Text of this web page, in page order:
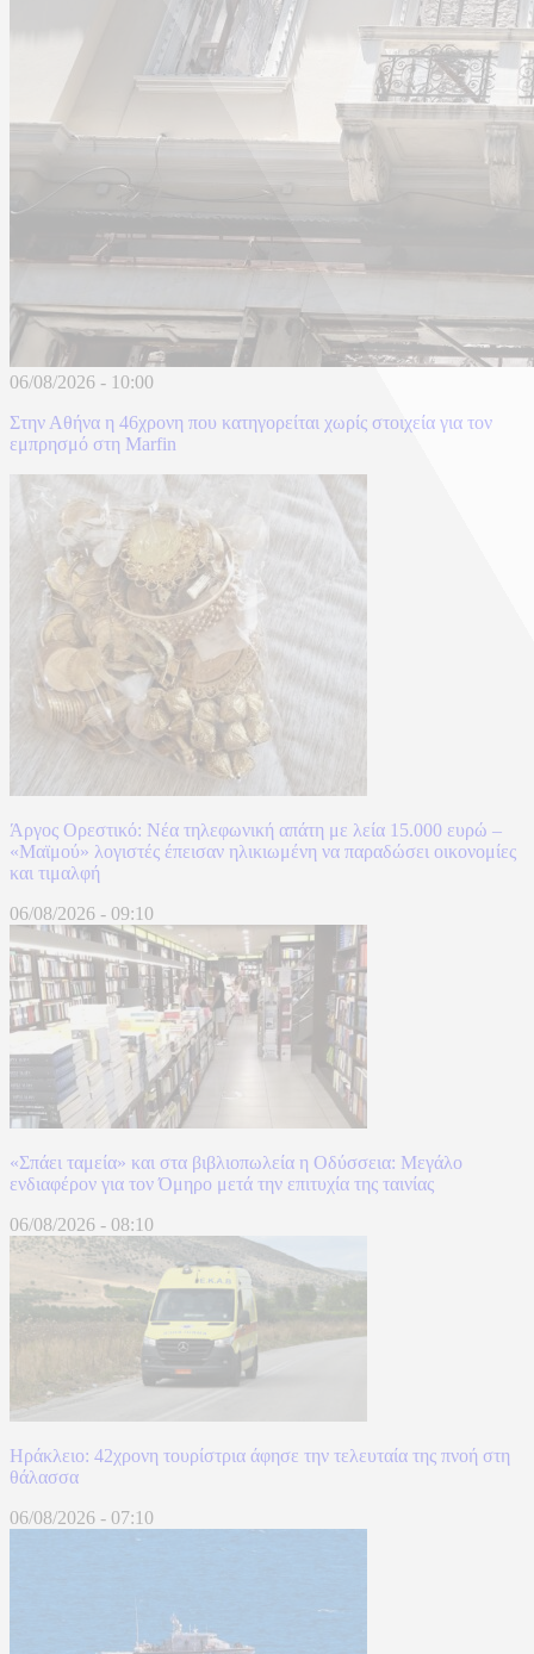
06/08/2026 - 10:00
Στην Αθήνα η 46χρονη που κατηγορείται χωρίς στοιχεία για τον
εμπρησμό στη Marfin
Άργος Ορεστικό: Νέα τηλεφωνική απάτη με λεία 15.000 ευρώ –
«Μαϊμού» λογιστές έπεισαν ηλικιωμένη να παραδώσει οικονομίες
και τιμαλφή
06/08/2026 - 09:10
«Σπάει ταμεία» και στα βιβλιοπωλεία η Οδύσσεια: Μεγάλο
ενδιαφέρον για τον Όμηρο μετά την επιτυχία της ταινίας
06/08/2026 - 08:10
Ηράκλειο: 42χρονη τουρίστρια άφησε την τελευταία της πνοή στη
θάλασσα
06/08/2026 - 07:10